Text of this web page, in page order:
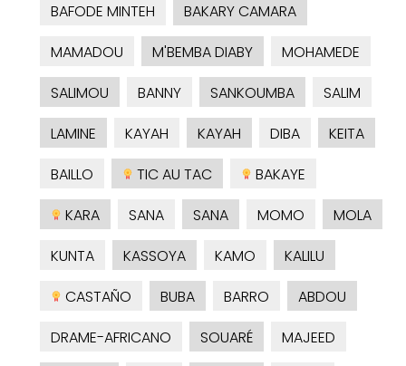
BAFODE MINTEH
BAKARY CAMARA
MAMADOU
M'BEMBA DIABY
MOHAMEDE
SALIMOU
BANNY SANKOUMBA
SALIM
LAMINE
KAYAH KAYAH DIBA
KEITA
BAILLO
TIC AU TAC
BAKAYE
KARA
SANA SANA MOMO
MOLA
KUNTA
KASSOYA KAMO
KALILU
CASTAÑO
BUBA BARRO
ABDOU
DRAME-AFRICANO
SOUARÉ
MAJEED